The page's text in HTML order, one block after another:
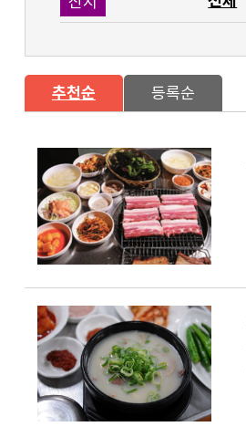
추천순 등록순